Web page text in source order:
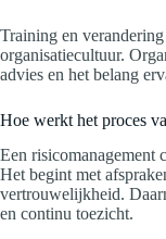
Training en
organisatiecultuur.
advies en het belang
Hoe werkt het proces
Een risicomanagement
Het begint met
vertrouwelijkheid.
en continu toezicht.